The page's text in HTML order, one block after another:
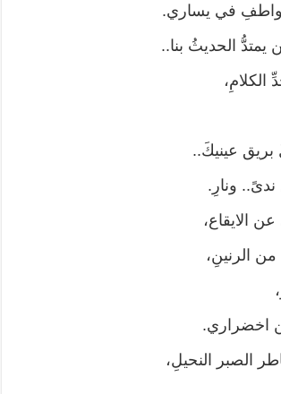
في يساري.
الحديثُ بنا..
عينيكَ..
ندىً.. ونارِ.
الايقاع،
الرنينِ،
اخضراري.
الصبر النحيلِ،